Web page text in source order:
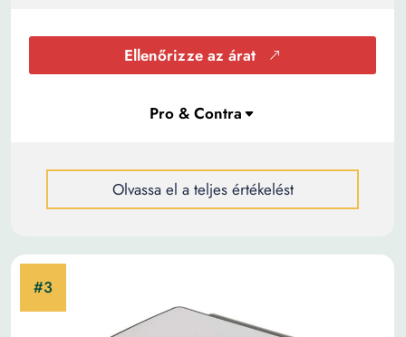
Ellenőrizze az árat
Olvassa el a teljes értékelést